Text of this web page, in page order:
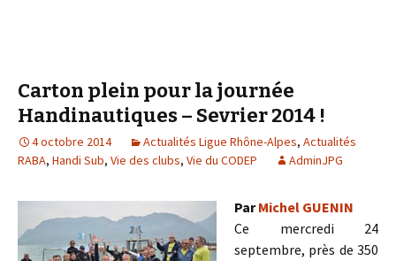
Carton plein pour la journée
Handinautiques – Sevrier 2014 !
4 octobre 2014 Actualités Ligue Rhône-Alpes, Actualités
RABA, Handi Sub, Vie des clubs, Vie du CODEP AdminJPG
ParMichel GUENIN
Ce mercredi 24
septembre, près de 350